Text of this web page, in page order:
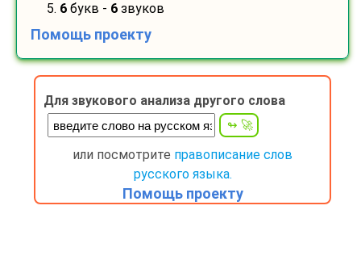
5. 6 букв - 6 звуков
Помощь проекту
Для звукового анализа другого слова
или посмотрите правописание слов
русского языка.
Помощь проекту